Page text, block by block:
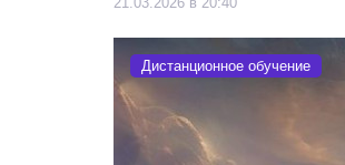
Дистанционное обучение